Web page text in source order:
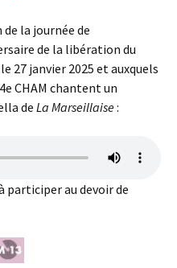
la journée de
de la libération du
27 janvier 2025 et auxquels
CHAM chantent un
de La Marseillaise:
participer au devoir de